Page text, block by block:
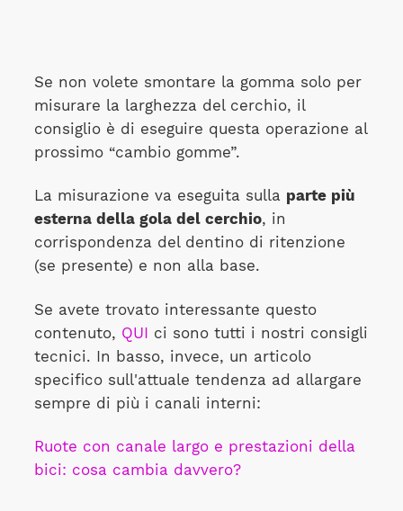
Se non volete smontare la gomma solo per
misurare la larghezza del cerchio, il
consiglio è di eseguire questa operazione al
prossimo “cambio gomme”.
La misurazione va eseguita sulla parte più
esterna della gola del cerchio, in
corrispondenza del dentino di ritenzione
(se presente) e non alla base.
Se avete trovato interessante questo
contenuto, QUI ci sono tutti i nostri consigli
tecnici. In basso, invece, un articolo
specifico sull'attuale tendenza ad allargare
sempre di più i canali interni:
Ruote con canale largo e prestazioni della
bici: cosa cambia davvero?